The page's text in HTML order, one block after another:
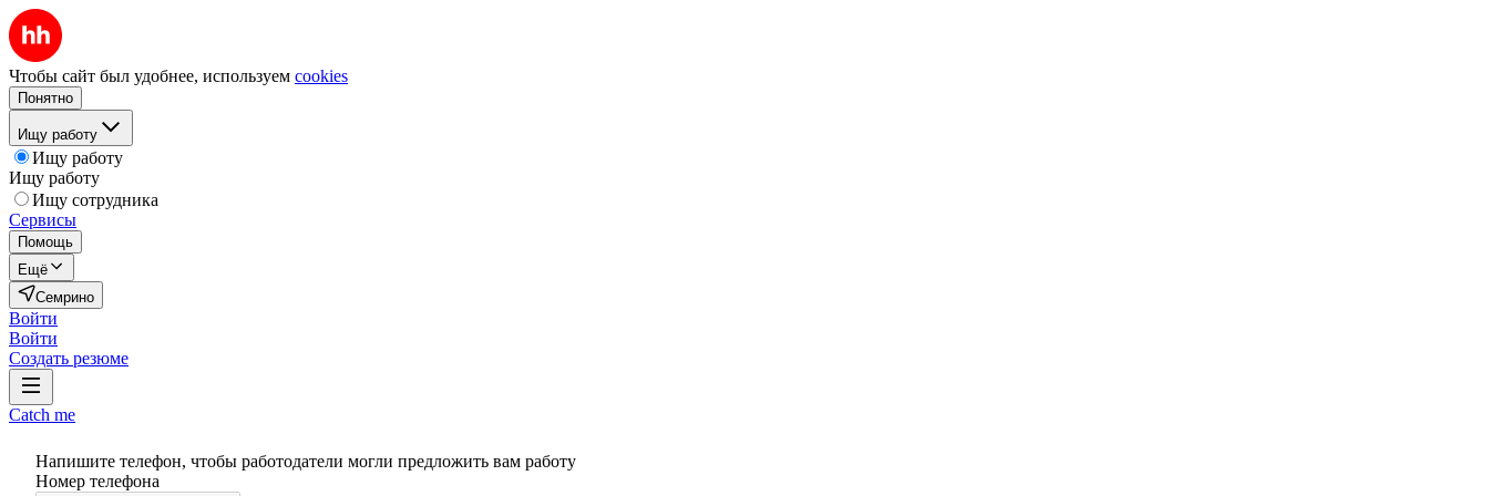
Чтобы сайт был удобнее, используем cookies
Понятно
Ищу работу
Ищу работу
Ищу работу
Ищу сотрудника
Сервисы
Помощь
Ещё
Семрино
Войти
Войти
Создать резюме
Catch me
Напишите телефон, чтобы работодатели могли предложить вам работу
Номер телефона